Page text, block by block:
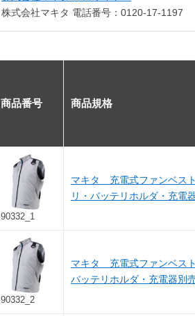
株式会社マキタ 電話番号：0120-17-1197
商品番号 商品規格
90332_1
マキタ 充電式ファンベス
リ・バッテリホルダ・充電
90332_2
マキタ 充電式ファンベス
バッテリホルダ・充電器別